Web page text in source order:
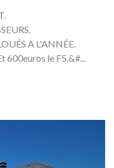
A L'ANNÉE.
600euros le F5.&#...